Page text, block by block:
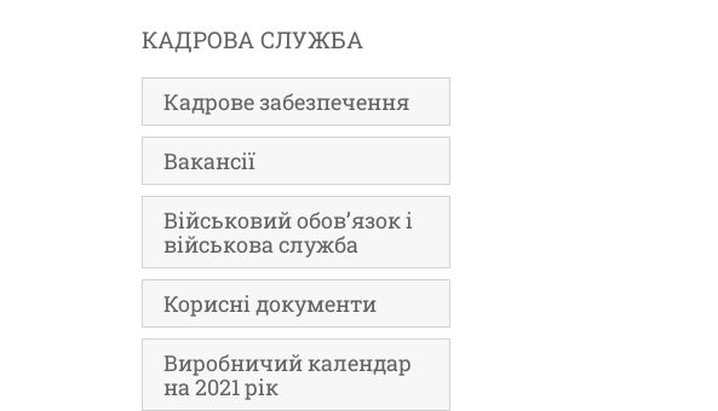
КАДРОВА СЛУЖБА
Кадрове забезпечення
Вакансії
Військовий обов’язок і
військова служба
Корисні документи
Виробничий календар
на 2021 рік